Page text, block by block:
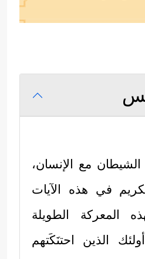
مع الإنسان،
في هذه الآيات
المعركة الطويلة
الذين احتنَكَتهم